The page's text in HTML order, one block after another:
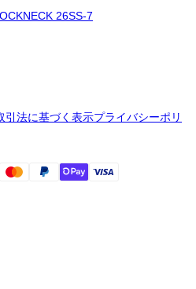
26SS-7
引法に基づく表示プライバシーポリ